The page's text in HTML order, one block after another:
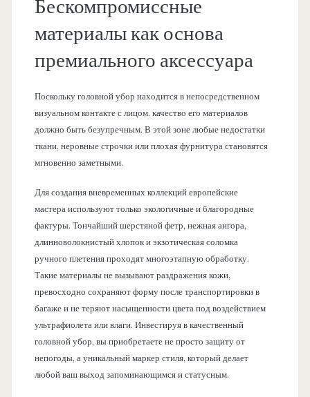
Бескомпромиссные
материалы как основа
премиального аксессуара
Поскольку головной убор находится в непосредственном
визуальном контакте с лицом, качество его материалов
должно быть безупречным. В этой зоне любые недостатки
ткани, неровные строчки или плохая фурнитура становятся
мгновенно заметными.
Для создания вневременных коллекций европейские
мастера используют только экологичные и благородные
фактуры. Тончайший шерстяной фетр, нежная ангора,
длинноволокнистый хлопок и экзотическая соломка
ручного плетения проходят многоэтапную обработку.
Такие материалы не вызывают раздражения кожи,
превосходно сохраняют форму после транспортировки в
багаже и не теряют насыщенности цвета под воздействием
ультрафиолета или влаги. Инвестируя в качественный
головной убор, вы приобретаете не просто защиту от
непогоды, а уникальный маркер стиля, который делает
любой ваш выход запоминающимся и статусным.